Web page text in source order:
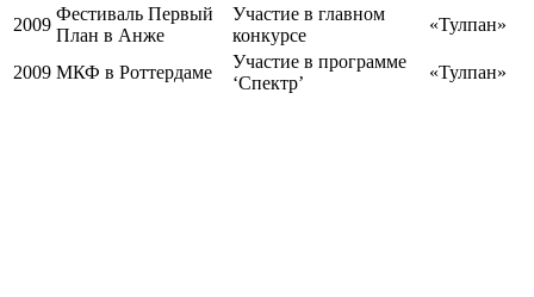
2009
Фестиваль Первый
План в Анже
Участие в главном
конкурсе
«Тулпан»
2009 МКФ в Роттердаме
Участие в программе
‘Спектр’
«Тулпан»